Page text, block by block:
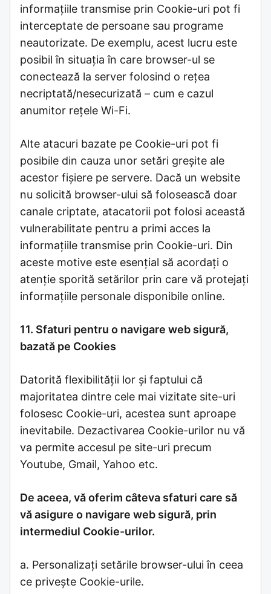
informațiile transmise prin Cookie-uri pot fi
interceptate de persoane sau programe
neautorizate. De exemplu, acest lucru este
posibil în situația în care browser-ul se
conectează la server folosind o rețea
necriptată/nesecurizată – cum e cazul
anumitor rețele Wi-Fi.
Alte atacuri bazate pe Cookie-uri pot fi
posibile din cauza unor setări greșite ale
acestor fișiere pe servere. Dacă un website
nu solicită browser-ului să folosească doar
canale criptate, atacatorii pot folosi această
vulnerabilitate pentru a primi acces la
informațiile transmise prin Cookie-uri. Din
aceste motive este esențial să acordați o
atenție sporită setărilor prin care vă protejați
informațiile personale disponibile online.
11. Sfaturi pentru o navigare web sigură,
bazată pe Cookies
Datorită flexibilității lor și faptului că
majoritatea dintre cele mai vizitate site-uri
folosesc Cookie-uri, acestea sunt aproape
inevitabile. Dezactivarea Cookie-urilor nu vă
va permite accesul pe site-uri precum
Youtube, Gmail, Yahoo etc.
De aceea, vă oferim câteva sfaturi care să
vă asigure o navigare web sigură, prin
intermediul Cookie-urilor.
a. Personalizați setările browser-ului în ceea
ce privește Cookie-urile.